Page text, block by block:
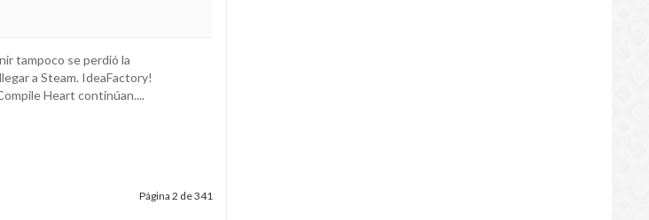
tampoco se perdió la
a Steam. IdeaFactory!
Heart continúan....
Página 2 de 341